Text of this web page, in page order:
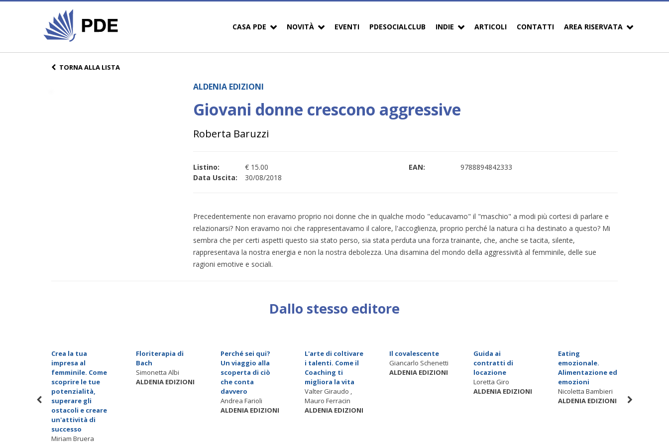
CASA PDE NOVITÀ EVENTI PDESOCIALCLUB INDIE ARTICOLI CONTATTI AREA RISERVATA
TORNA ALLA LISTA
ALDENIA EDIZIONI
Giovani donne crescono aggressive
Roberta Baruzzi
Listino:
€ 15.00
Data Uscita:
30/08/2018
EAN: 9788894842333
Precedentemente non eravamo proprio noi donne che in qualche modo "educavamo" il "maschio" a modi più cortesi di parlare e
relazionarsi? Non eravamo noi che rappresentavamo il calore, l'accoglienza, proprio perché la natura ci ha destinato a questo? Mi
sembra che per certi aspetti questo sia stato perso, sia stata perduta una forza trainante, che, anche se tacita, silente,
rappresentava la nostra energia e non la nostra debolezza. Una disamina del mondo della aggressività al femminile, delle sue
ragioni emotive e sociali.
Dallo stesso editore
Crea la tua
impresa al
femminile. Come
scoprire le tue
potenzialità,
superare gli
ostacoli e creare
un'attività di
successo
Miriam Bruera
Floriterapia di
Bach
Simonetta Albi
ALDENIA EDIZIONI
Perché sei qui?
Un viaggio alla
scoperta di ciò
che conta
davvero
Andrea Farioli
ALDENIA EDIZIONI
L'arte di coltivare
i talenti. Come il
Coaching ti
migliora la vita
Valter Giraudo ,
Mauro Ferracin
ALDENIA EDIZIONI
Il covalescente
Giancarlo Schenetti
ALDENIA EDIZIONI
Guida ai
contratti di
locazione
Loretta Giro
ALDENIA EDIZIONI
Eating
emozionale.
Alimentazione ed
emozioni
Nicoletta Bambieri
ALDENIA EDIZIONI